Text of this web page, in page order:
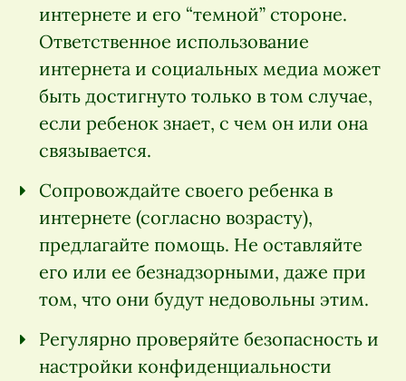
интернете и его “темной” стороне.
Ответственное использование
интернета и социальных медиа может
быть достигнуто только в том случае,
если ребенок знает, с чем он или она
связывается.
Сопровождайте своего ребенка в
интернете (согласно возрасту),
предлагайте помощь. Не оставляйте
его или ее безнадзорными, даже при
том, что они будут недовольны этим.
Регулярно проверяйте безопасность и
настройки конфиденциальности